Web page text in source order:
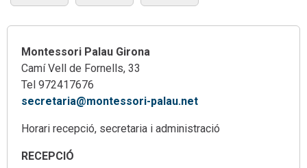
Montessori Palau Girona
Camí Vell de Fornells, 33
Tel 972417676
secretaria@montessori-palau.net
Horari recepció, secretaria i administració
RECEPCIÓ